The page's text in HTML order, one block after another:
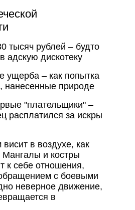
тысяч рублей – будто
адскую дискотеку
ущерба – как попытка
нанесенные природе
"плательщики" –
расплатился за искры
в воздухе, как
и костры
к себе отношения,
с боевыми
неверное движение,
в